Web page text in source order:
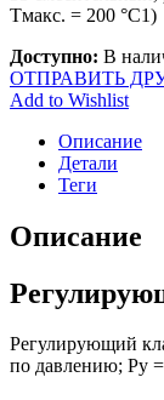
Тмакс. = 200 °С1)
Доступно: В
ОТПРАВИТЬ
Add to Wishlist
Описание
Детали
Теги
Описание
Регулирующий
по давлению; Ру